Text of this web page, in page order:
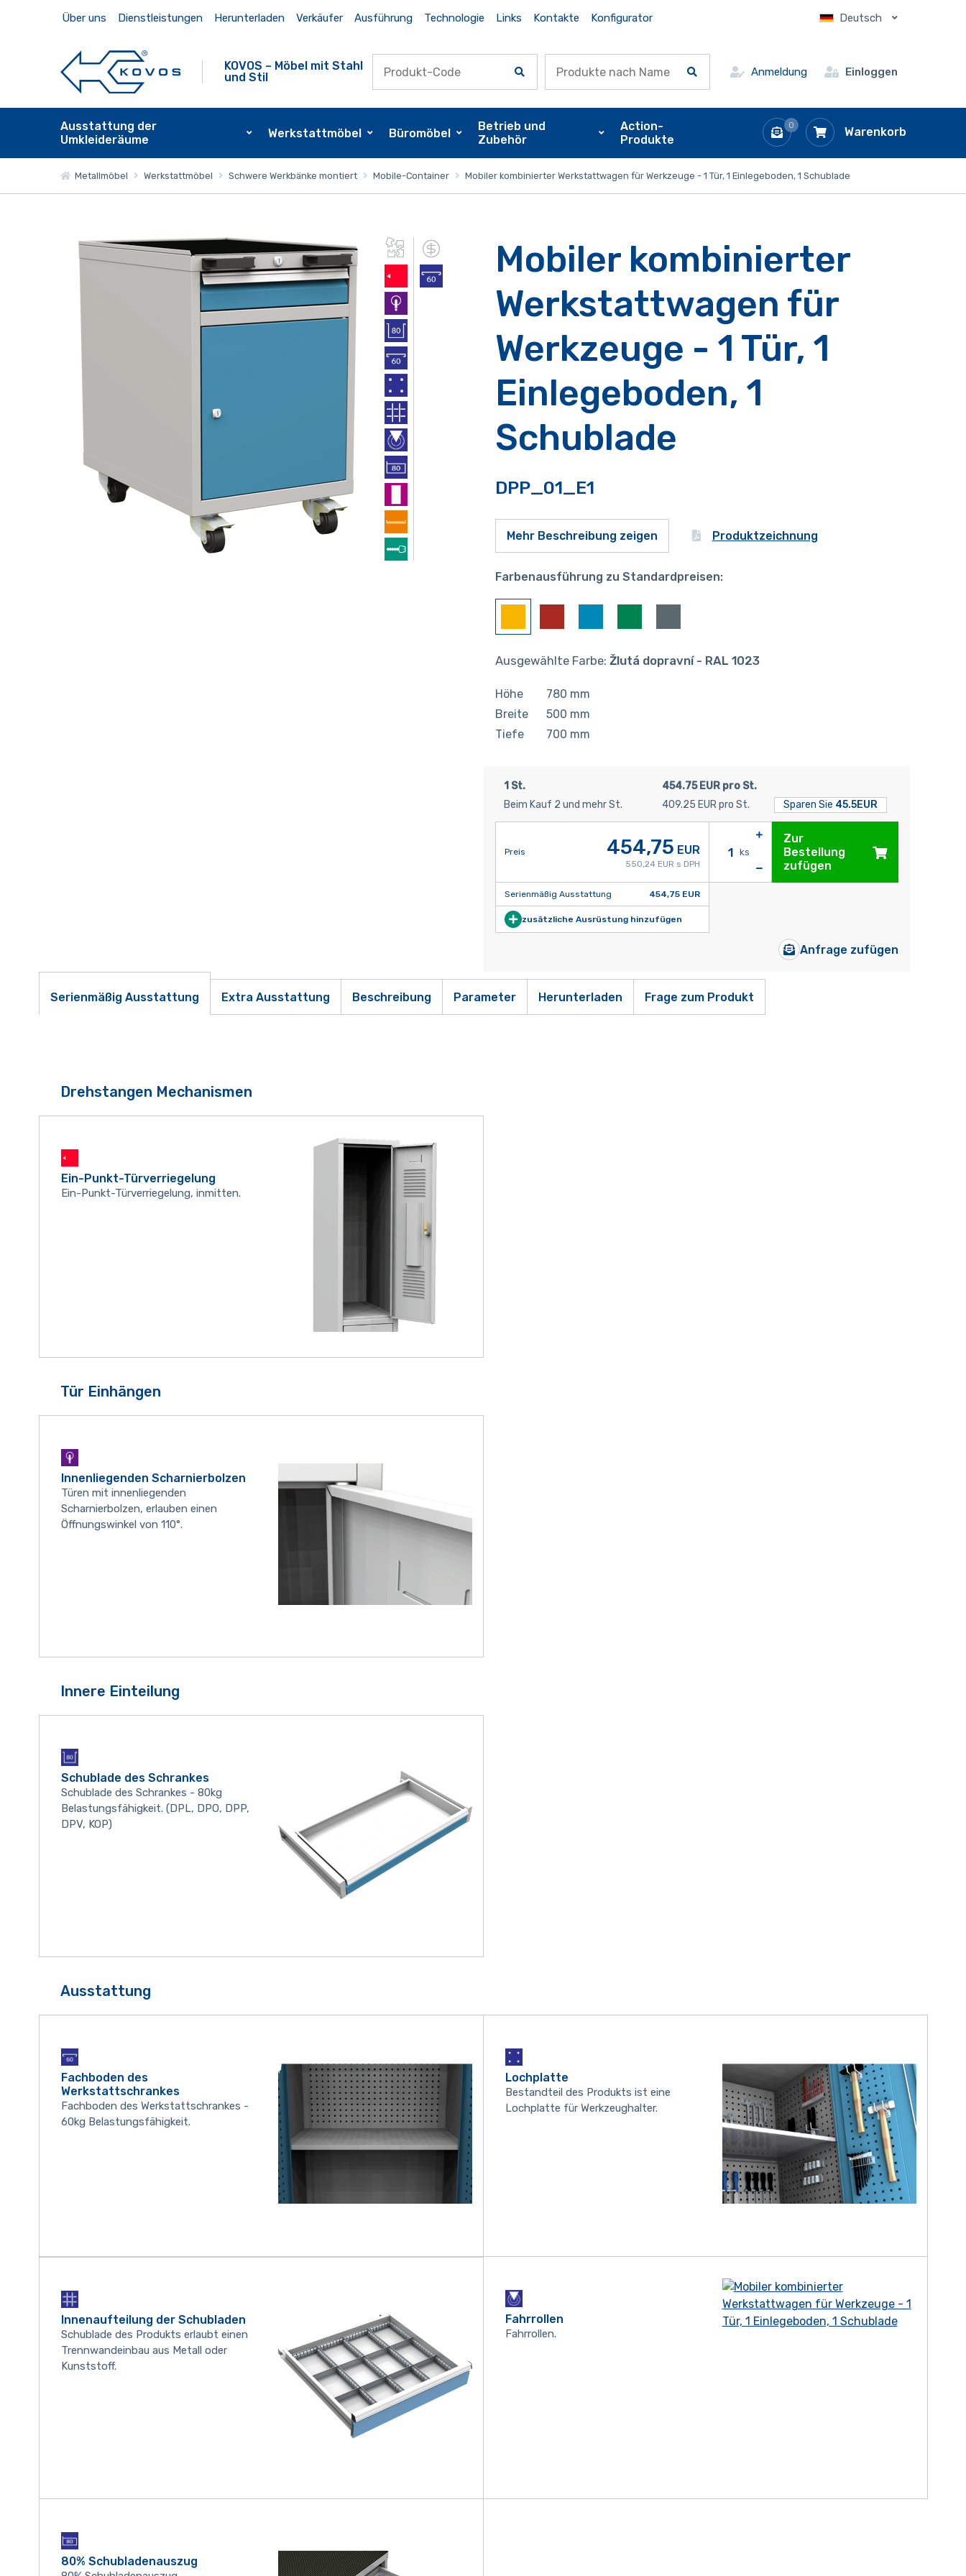
Über uns Dienstleistungen Herunterladen Verkäufer Ausführung Technologie Links Kontakte Konfigurator Deutsch
KOVOS – Möbel mit Stahl
und Stil
Anmeldung Einloggen
0 Warenkorb
Ausstattung der
Umkleideräume
Werkstattmöbel Büromöbel
Betrieb und
Zubehör
Action-
Produkte
Metallmöbel Werkstattmöbel Schwere Werkbänke montiert Mobile-Container Mobiler kombinierter Werkstattwagen für Werkzeuge - 1 Tür, 1 Einlegeboden, 1 Schublade
Mobiler kombinierter
Werkstattwagen für
Werkzeuge - 1 Tür, 1
Einlegeboden, 1
Schublade
DPP_01_E1
Mehr Beschreibung zeigen Produktzeichnung
Farbenausführung zu Standardpreisen:
Ausgewählte Farbe: Žlutá dopravní - RAL 1023
Höhe 780 mm
Breite
500 mm
Tiefe
700 mm
1 St.
454.75 EUR pro St.
Beim Kauf 2 und mehr St.
409.25 EUR pro St. Sparen Sie 45.5EUR
Preis 454,75 EUR
550,24 EUR s DPH
Serienmäßig Ausstattung 454,75 EUR
zusätzliche Ausrüstung hinzufügen
ks
Zur
Bestellung
zufügen
Anfrage zufügen
Serienmäßig Ausstattung Extra Ausstattung Beschreibung Parameter Herunterladen Frage zum Produkt
Drehstangen Mechanismen
Ein-Punkt-Türverriegelung
Ein-Punkt-Türverriegelung, inmitten.
Tür Einhängen
Innenliegenden Scharnierbolzen
Türen mit innenliegenden
Scharnierbolzen, erlauben einen
Öffnungswinkel von 110°.
Innere Einteilung
Schublade des Schrankes
Schublade des Schrankes - 80kg
Belastungsfähigkeit. (DPL, DPO, DPP,
DPV, KOP)
Ausstattung
Fachboden des
Werkstattschrankes
Fachboden des Werkstattschrankes -
60kg Belastungsfähigkeit.
Lochplatte
Bestandteil des Produkts ist eine
Lochplatte für Werkzeughalter.
Innenaufteilung der Schubladen
Schublade des Produkts erlaubt einen
Trennwandeinbau aus Metall oder
Kunststoff.
Fahrrollen
Fahrrollen.
80% Schubladenauszug